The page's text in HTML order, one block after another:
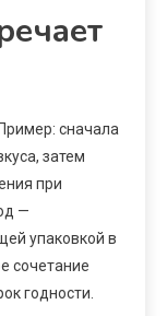
сначала
затем
при
—
упаковкой в
сочетание
годности.